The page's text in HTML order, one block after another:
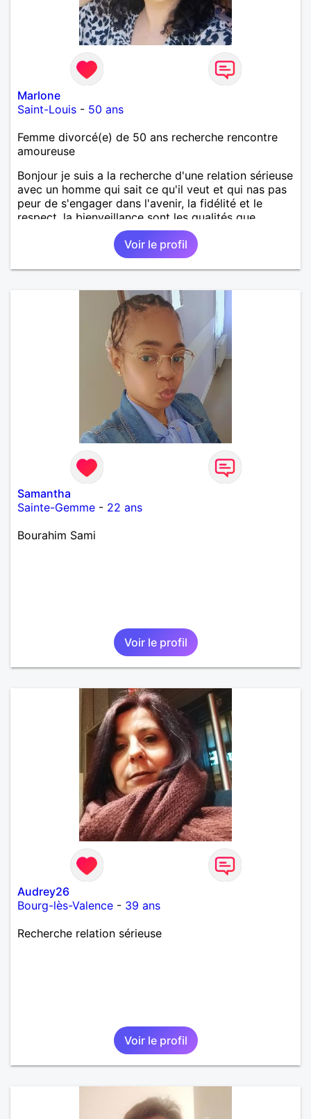
Marlone
Saint-Louis - 50 ans
Femme divorcé(e) de 50 ans recherche rencontre
amoureuse
Bonjour je suis a la recherche d'une relation sérieuse
avec un homme qui sait ce qu'il veut et qui nas pas
peur de s'engager dans l'avenir, la fidélité et le
respect ,la bienveillance sont les qualités que
j'apprécie dans une relation 😊 uniquement des
hommes de l'île de la réunion
Voir le profil
Samantha
Sainte-Gemme - 22 ans
Bourahim Sami
Voir le profil
Audrey26
Bourg-lès-Valence - 39 ans
Recherche relation sérieuse
Voir le profil